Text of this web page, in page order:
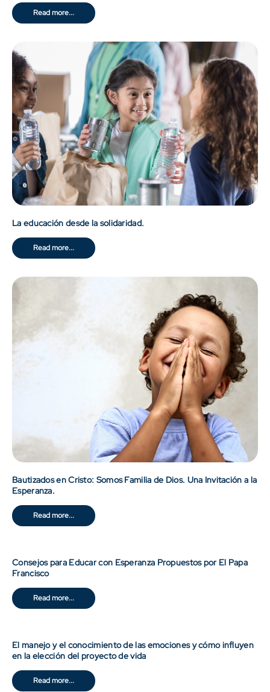
Read more...
La educación desde la solidaridad.
Read more...
Bautizados en Cristo: Somos Familia de Dios. Una Invitación a la
Esperanza.
Read more...
Consejos para Educar con Esperanza Propuestos por El Papa
Francisco
Read more...
El manejo y el conocimiento de las emociones y cómo influyen
en la elección del proyecto de vida
Read more...